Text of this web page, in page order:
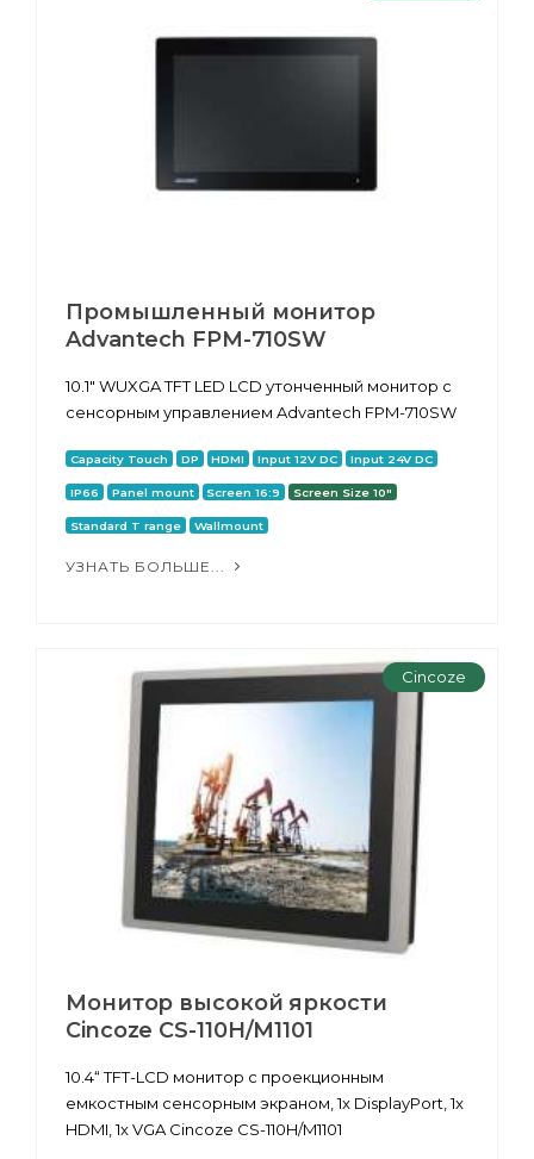
Промышленный монитор
Advantech FPM-710SW
10.1" WUXGA TFT LED LCD утонченный монитор с
сенсорным управлением Advantech FPM-710SW
Capacity Touch DP HDMI Input 12V DC Input 24V DC
IP66 Panel mount Screen 16:9 Screen Size 10"
Standard T range Wallmount
УЗНАТЬ БОЛЬШЕ...
Cincoze
Монитор высокой яркости
Cincoze CS-110H/M1101
10.4“ TFT-LCD монитор с проекционным
емкостным сенсорным экраном, 1x DisplayPort, 1x
HDMI, 1x VGA Cincoze CS-110H/M1101